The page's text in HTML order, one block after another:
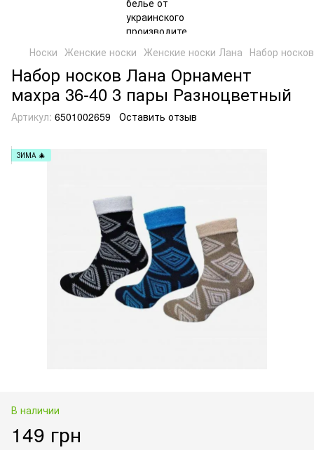
Носки Женские носки Женские носки Лана Набор
Набор носков Лана Орнамент
махра 36-40 3 пары Разноцветный
Артикул: 6501002659 Оставить отзыв
ЗИМА 🎄
В наличии
149 грн